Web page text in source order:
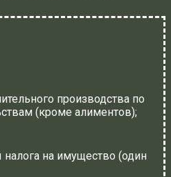
производства по
(кроме алиментов);
на имущество (один